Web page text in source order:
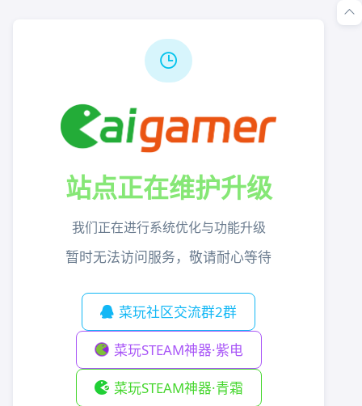
站点正在维护升级
我们正在进行系统优化与功能升级
暂时无法访问服务，敬请耐心等待
菜玩社区交流群2群
菜玩STEAM神器·紫电
菜玩STEAM神器·青霜